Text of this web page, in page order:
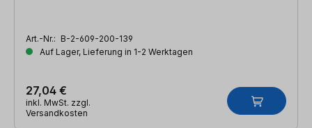
Art.-Nr.: B-2-609-200-139
Auf Lager, Lieferung in 1-2 Werktagen
27,04 €
inkl. MwSt. zzgl.
Versandkosten